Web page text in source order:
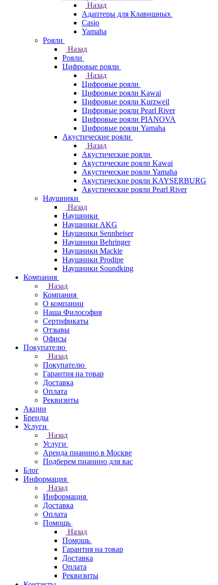
Назад
Адаптеры для Клавишных
Casio
Yamaha
Рояли
Назад
Рояли
Цифровые рояли
Назад
Цифровые рояли
Цифровые рояли Kawai
Цифровые рояли Kurzweil
Цифровые рояли Pearl River
Цифровые рояли PIANOVA
Цифровые рояли Yamaha
Акустические рояли
Назад
Акустические рояли
Акустические рояли Kawai
Акустические рояли Yamaha
Акустические рояли KAYSERBURG
Акустические рояли Pearl River
Наушники
Назад
Наушники
Наушники AKG
Наушники Sennheiser
Наушники Behringer
Наушники Mackie
Наушники Prodipe
Наушники Soundking
Компания
Назад
Компания
О компании
Наша Философия
Сертификаты
Отзывы
Офисы
Покупателю
Назад
Покупателю
Гарантия на товар
Доставка
Оплата
Реквизиты
Акции
Бренды
Услуги
Назад
Услуги
Аренда пианино в Москве
Подберем пианино для вас
Блог
Информация
Назад
Информация
Доставка
Оплата
Помощь
Назад
Помощь
Гарантия на товар
Доставка
Оплата
Реквизиты